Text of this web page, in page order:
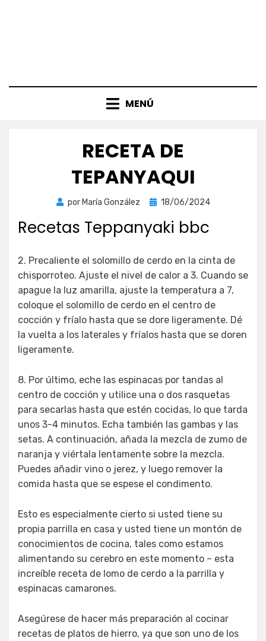
MENÚ
RECETA DE
TEPANYAQUI
por María González
Publicada
18/06/2024
Recetas Teppanyaki bbc
2. Precaliente el solomillo de cerdo en la cinta de
chisporroteo. Ajuste el nivel de calor a 3. Cuando se
apague la luz amarilla, ajuste la temperatura a 7,
coloque el solomillo de cerdo en el centro de
cocción y fríalo hasta que se dore ligeramente. Dé
la vuelta a los laterales y fríalos hasta que se doren
ligeramente.
8. Por último, eche las espinacas por tandas al
centro de cocción y utilice una o dos rasquetas
para secarlas hasta que estén cocidas, lo que tarda
unos 3-4 minutos. Echa también las gambas y las
setas. A continuación, añada la mezcla de zumo de
naranja y viértala lentamente sobre la mezcla.
Puedes añadir vino o jerez, y luego remover la
comida hasta que se espese el condimento.
Esto es especialmente cierto si usted tiene su
propia parrilla en casa y usted tiene un montón de
conocimientos de cocina, tales como estamos
alimentando su cerebro en este momento – esta
increíble receta de lomo de cerdo a la parrilla y
espinacas camarones.
Asegúrese de hacer más preparación al cocinar
recetas de platos de hierro, ya que son uno de los